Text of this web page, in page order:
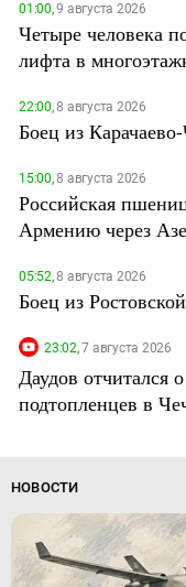
01:00,9 августа 2026
Четыре человека
лифта в
22:00,8 августа 2026
Боец из
15:00,8 августа 2026
Российская
Армению через
05:52,8 августа 2026
Боец из
23:02,7 августа 2026
Даудов отчитался
подтопленцев в
НОВОСТИ